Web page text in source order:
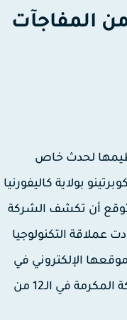
المفاجآت
لحدث خاص
بولاية كاليفورنيا
أن تكشف الشركة
التكنولوجيا
الإلكتروني في
تمام الساعة الثامنة مساءً بتوقيت مكة المكرمة في الـ12 من